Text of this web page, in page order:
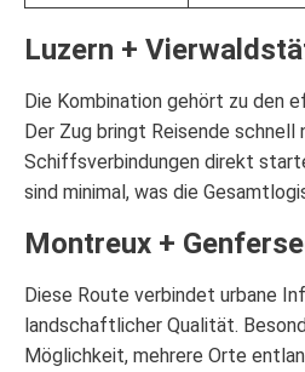
Luzern +
Die Kombination gehört zu den
Der Zug bringt Reisende schnell
Schiffsverbindungen direkt
sind minimal, was die
Montreux +
Diese Route verbindet urbane
landschaftlicher Qualität.
Möglichkeit, mehrere Orte